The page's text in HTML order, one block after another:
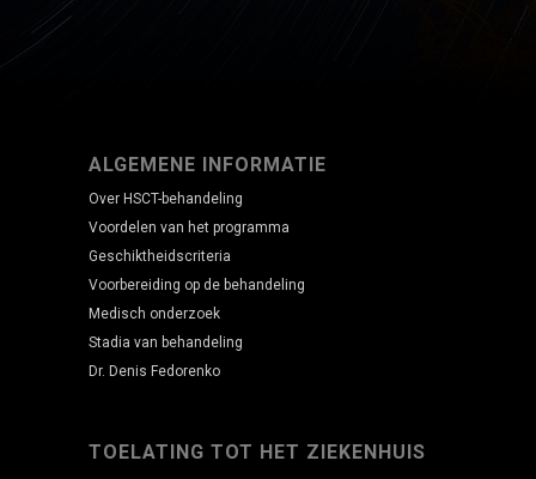
ALGEMENE INFORMATIE
Over HSCT-behandeling
Voordelen van het programma
Geschiktheidscriteria
Voorbereiding op de behandeling
Medisch onderzoek
Stadia van behandeling
Dr. Denis Fedorenko
TOELATING TOT HET ZIEKENHUIS